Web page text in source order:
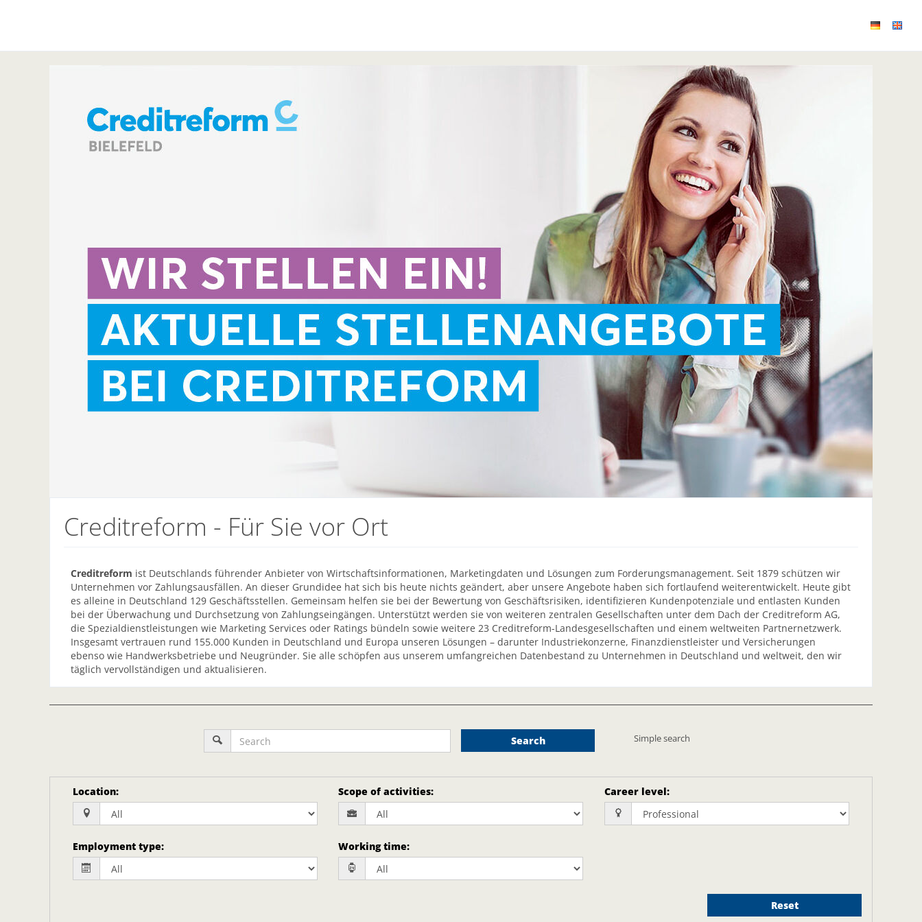
Creditreform - Für Sie vor Ort
Creditreform ist Deutschlands führender Anbieter von Wirtschaftsinformationen, Marketingdaten und Lösungen zum Forderungsmanagement. Seit 1879 schützen wir
Unternehmen vor Zahlungsausfällen. An dieser Grundidee hat sich bis heute nichts geändert, aber unsere Angebote haben sich fortlaufend weiterentwickelt. Heute gibt
es alleine in Deutschland 129 Geschäftsstellen. Gemeinsam helfen sie bei der Bewertung von Geschäftsrisiken, identifizieren Kundenpotenziale und entlasten Kunden
bei der Überwachung und Durchsetzung von Zahlungseingängen. Unterstützt werden sie von weiteren zentralen Gesellschaften unter dem Dach der Creditreform AG,
die Spezialdienstleistungen wie Marketing Services oder Ratings bündeln sowie weitere 23 Creditreform-Landesgesellschaften und einem weltweiten Partnernetzwerk.
Insgesamt vertrauen rund 155.000 Kunden in Deutschland und Europa unseren Lösungen – darunter Industriekonzerne, Finanzdienstleister und Versicherungen
ebenso wie Handwerksbetriebe und Neugründer. Sie alle schöpfen aus unserem umfangreichen Datenbestand zu Unternehmen in Deutschland und weltweit, den wir
täglich vervollständigen und aktualisieren.
Search Simple search
Location: Scope of activities: Career level:
Employment type: Working time:
Reset